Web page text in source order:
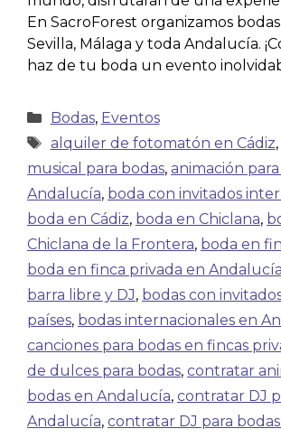
En SacroForest organizamos
Sevilla, Málaga y toda Andalucía.
haz de tu boda un evento
Bodas, Eventos
alquiler de fotomatón en Cádiz,
musical para bodas, animación
Andalucía, boda con invitados
boda en Cádiz, boda en Chiclana,
Chiclana de la Frontera, boda en
boda en finca privada en Andalucía
barra libre y DJ, bodas con
países, bodas internacionales en
canciones para bodas en fincas
de dulces para bodas, contratar
bodas en Andalucía, contratar DJ
Andalucía, contratar DJ para